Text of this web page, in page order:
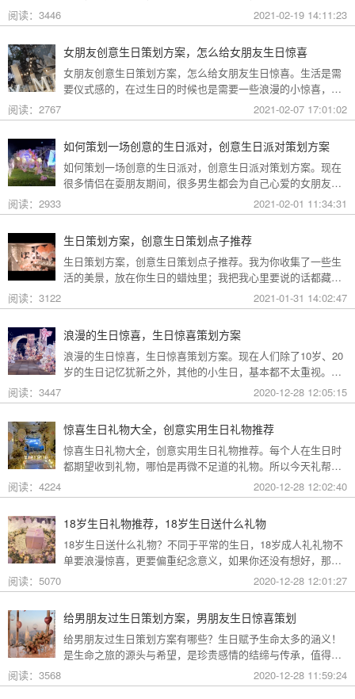
来点创意点子，但是不知道怎么过才有意义，下面就和礼帮帮
生日策划公司小编整理了一些生日的相关内容，一起来了解一
阅读：3446 2021-02-19 14:11:23
女朋友创意生日策划方案，怎么给女朋友生日惊喜
女朋友创意生日策划方案，怎么给女朋友生日惊喜。生活是需
要仪式感的，在过生日的时候也是需要一些浪漫的小惊喜，在
女朋友过生日的时候怎么给她一个惊喜的生日呢？下面就和礼
帮帮生日策划公司小编整理了一些生日的相关内容，一起来了
阅读：2767 2021-02-07 17:01:02
如何策划一场创意的生日派对，创意生日派对策划方案
如何策划一场创意的生日派对，创意生日派对策划方案。现在
很多情侣在耍朋友期间，很多男生都会为自己心爱的女朋友精
心准备一场浪漫的生日派对，但是现在买衣服，吃饭都是out的
生日策划方式了，下面就和礼帮帮生日策划公司小编整理了一
阅读：2933 2021-02-01 11:34:31
生日策划方案，创意生日策划点子推荐
生日策划方案，创意生日策划点子推荐。我为你收集了一些生
活的美景，放在你生日的蜡烛里；我把我心里要说的话都藏在
花朵里，让它成为含苞欲放的心愿。生日策划方案有哪些？要
想策划一场浪漫的生日派对，创意是必不可少的。下面就和礼
解一下吧。
阅读：3122 2021-01-31 14:02:47
浪漫的生日惊喜，生日惊喜策划方案
浪漫的生日惊喜，生日惊喜策划方案。现在人们除了10岁、20
岁的生日记忆犹新之外，其他的小生日，基本都不太重视。但
生活的仪式感不能丢掉，今天，礼帮帮生日策划公司就给大家
分享几个过生日的惊喜策划方案，一起来看看吧。
阅读：3447 2020-12-28 12:05:15
惊喜生日礼物大全，创意实用生日礼物推荐
惊喜生日礼物大全，创意实用生日礼物推荐。每个人在生日时
都期望收到礼物，哪怕是再微不足道的礼物。所以今天礼帮帮
生日策划公司就给大家分享在过生日的时候适合送人的创意生
日礼物推荐，赶紧来看看吧。
阅读：4224 2020-12-28 12:02:40
18岁生日礼物推荐，18岁生日送什么礼物
18岁生日送什么礼物？不同于平常的生日，18岁成人礼礼物不
单要浪漫惊喜，更要偏重纪念意义，如果你还没有想好，那不
妨来看看礼帮帮生日策划公司为你推荐的适合18岁生日送的礼
物大全。
阅读：5070 2020-12-28 12:01:27
给男朋友过生日策划方案，男朋友生日惊喜策划
给男朋友过生日策划方案有哪些？生日赋予生命太多的涵义！
是生命之旅的源头与希望，是珍贵感情的结缔与传承，值得纪
念与铭记的美好时光。所以，今天礼帮帮生日策划公司就给大
家讲讲给男朋友的生日惊喜策划方案。
阅读：3568 2020-12-28 11:59:24